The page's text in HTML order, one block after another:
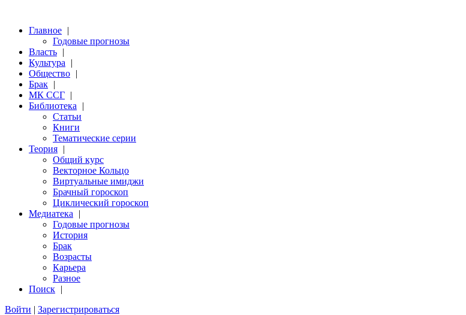
Главное |
Годовые прогнозы
Власть |
Культура
|
Общество |
Брак |
МК ССГ |
Библиотека
|
Статьи
Книги
Тематические серии
Теория |
Общий курс
Векторное Кольцо
Виртуальные имиджи
Брачный гороскоп
Циклический гороскоп
Медиатека
|
Годовые прогнозы
История
Брак
Возрасты
Карьера
Разное
Поиск |
Войти | Зарегистрироваться